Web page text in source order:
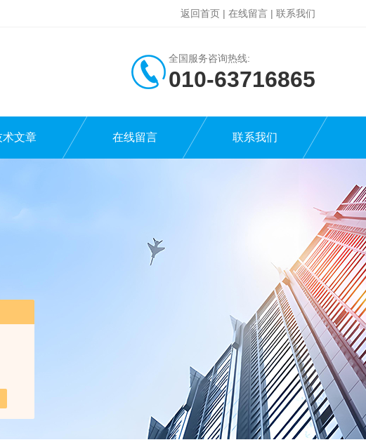
返回首页 | 在线留言 | 联系我们
全国服务咨询热线:
010-63716865
术文章 在线留言 联系我们